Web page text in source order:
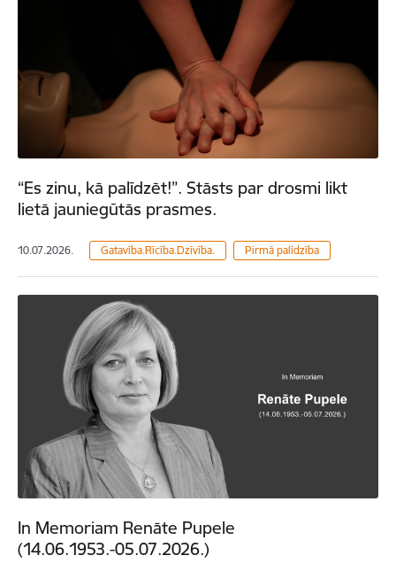
“Es zinu, kā palīdzēt!”. Stāsts par drosmi likt
lietā jauniegūtās prasmes.
10.07.2026. Gatavība.Rīcība.Dzīvība. Pirmā palīdzība
In Memoriam Renāte Pupele
(14.06.1953.-05.07.2026.)